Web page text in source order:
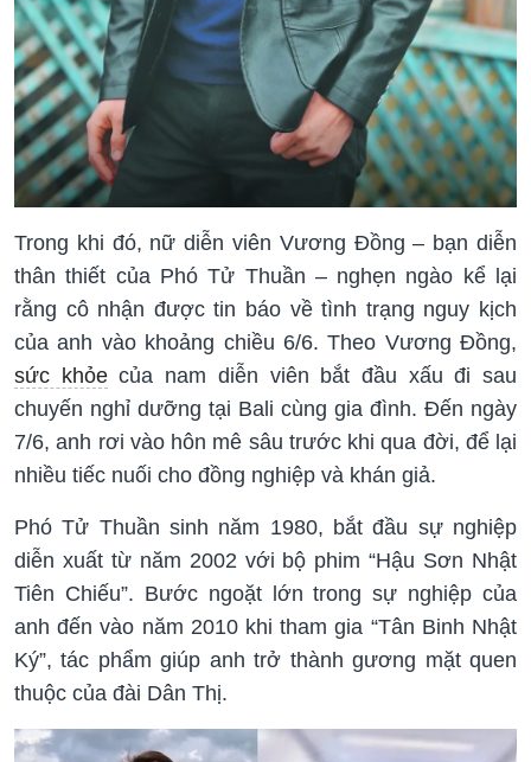
Trong khi đó, nữ diễn viên Vương Đồng – bạn diễn
thân thiết của Phó Tử Thuần – nghẹn ngào kể lại
rằng cô nhận được tin báo về tình trạng nguy kịch
của anh vào khoảng chiều 6/6. Theo Vương Đồng,
sức khỏecủa nam diễn viên bắt đầu xấu đi sau
chuyến nghỉ dưỡng tại Bali cùng gia đình. Đến ngày
7/6, anh rơi vào hôn mê sâu trước khi qua đời, để lại
nhiều tiếc nuối cho đồng nghiệp và khán giả.
Phó Tử Thuần sinh năm 1980, bắt đầu sự nghiệp
diễn xuất từ năm 2002 với bộ phim “Hậu Sơn Nhật
Tiên Chiếu”. Bước ngoặt lớn trong sự nghiệp của
anh đến vào năm 2010 khi tham gia “Tân Binh Nhật
Ký”, tác phẩm giúp anh trở thành gương mặt quen
thuộc của đài Dân Thị.